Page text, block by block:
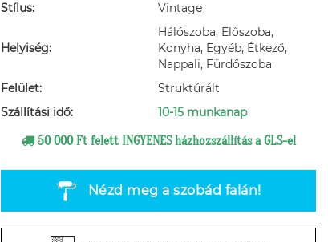
Stílus:
Vintage
Helyiség:
Hálószoba, Előszoba,
Konyha, Egyéb, Étkező,
Nappali, Fürdőszoba
Felület:
Struktúrált
Szállítási idő:
10-15 munkanap
50 000 Ft felett INGYENES házhozszállítás a GLS-el
Nézd meg a szobád falán!